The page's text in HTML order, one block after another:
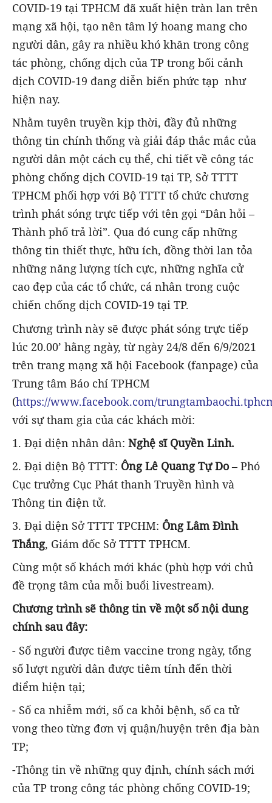
COVID-19 tại TPHCM đã xuất hiện tràn lan trên
mạng xã hội, tạo nên tâm lý hoang mang cho
người dân, gây ra nhiều khó khăn trong công
tác phòng, chống dịch của TP trong bối cảnh
dịch COVID-19 đang diễn biến phức tạp như
hiện nay.
Nhằm tuyên truyền kịp thời, đầy đủ những
thông tin chính thống và giải đáp thắc mắc của
người dân một cách cụ thể, chi tiết về công tác
phòng chống dịch COVID-19 tại TP, Sở TTTT
TPHCM phối hợp với Bộ TTTT tổ chức chương
trình phát sóng trực tiếp với tên gọi “Dân hỏi –
Thành phố trả lời”. Qua đó cung cấp những
thông tin thiết thực, hữu ích, đồng thời lan tỏa
những năng lượng tích cực, những nghĩa cử
cao đẹp của các tổ chức, cá nhân trong cuộc
chiến chống dịch COVID-19 tại TP.
Chương trình này sẽ được phát sóng trực tiếp
lúc 20.00’ hằng ngày, từ ngày 24/8 đến 6/9/2021
trên trang mạng xã hội Facebook (fanpage) của
Trung tâm Báo chí TPHCM
(https://www.facebook.com/
với sự tham gia của các khách mời:
1. Đại diện nhân dân: Nghệ sĩ Quyền Linh.
2. Đại diện Bộ TTTT: Ông Lê Quang Tự Do– Phó
Cục trưởng Cục Phát thanh Truyền hình và
Thông tin điện tử.
3. Đại diện Sở TTTT TPCHM: Ông Lâm Đình
Thắng, Giám đốc Sở TTTT TPHCM.
Cùng một số khách mới khác (phù hợp với chủ
đề trọng tâm của mỗi buổi livestream).
Chương trình sẽ thông tin về một số nội dung
chính sau đây:
- Số người được tiêm vaccine trong ngày, tổng
số lượt người dân được tiêm tính đến thời
điểm hiện tại;
- Số ca nhiễm mới, số ca khỏi bệnh, số ca tử
vong theo từng đơn vị quận/huyện trên địa bàn
TP;
-Thông tin về những quy định, chính sách mới
của TP trong công tác phòng chống COVID-19;